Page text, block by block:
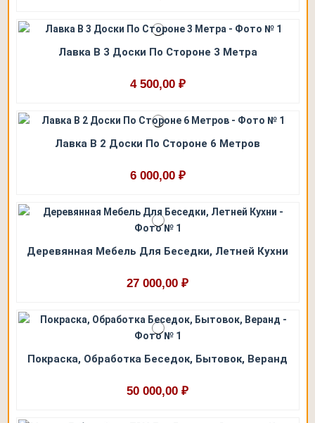
Лавка В 3 Доски По Стороне 3 Метра
4 500,00 ₽
Лавка В 2 Доски По Стороне 6 Метров
6 000,00 ₽
Деревянная Мебель Для Беседки, Летней Кухни
27 000,00 ₽
Покраска, Обработка Беседок, Бытовок, Веранд
50 000,00 ₽